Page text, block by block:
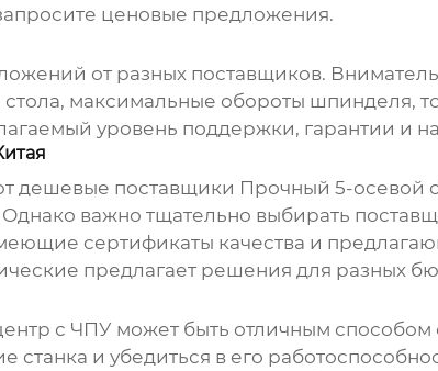
ценовые предложения.
от разных поставщиков.
максимальные обороты шпинделя,
уровень поддержки, гарантии и
дешевые поставщики Прочный 5-осевой
важно тщательно выбирать
сертификаты качества и
предлагает решения для разных
с ЧПУ может быть отличным способом
станка и убедиться в его